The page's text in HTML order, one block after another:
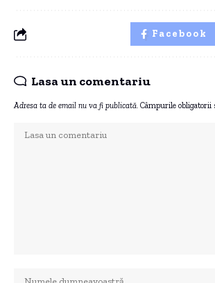
Facebook
Lasa un comentariu
Adresa ta de email nu va fi publicată. Câmpurile obligatorii